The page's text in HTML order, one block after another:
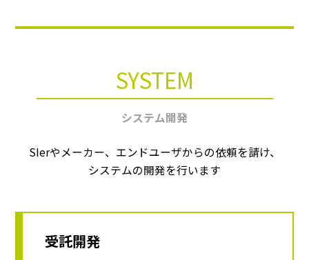
SYSTEM
システム開発
SIerやメーカー、エンドユーザからの依頼を請け、
システムの開発を行います
受託開発